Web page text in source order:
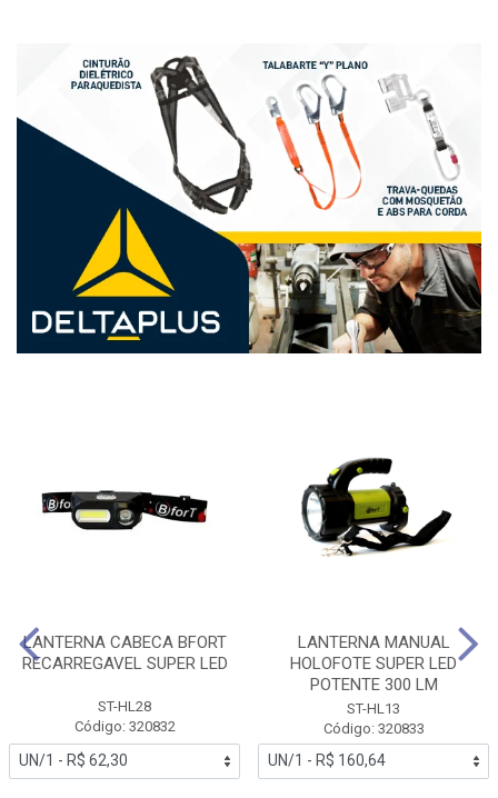
LANTERNA CABECA BFORT
RECARREGAVEL SUPER LED
ST-HL28
Código: 320832
LANTERNA MANUAL
HOLOFOTE SUPER LED
POTENTE 300 LM
ST-HL13
Código: 320833